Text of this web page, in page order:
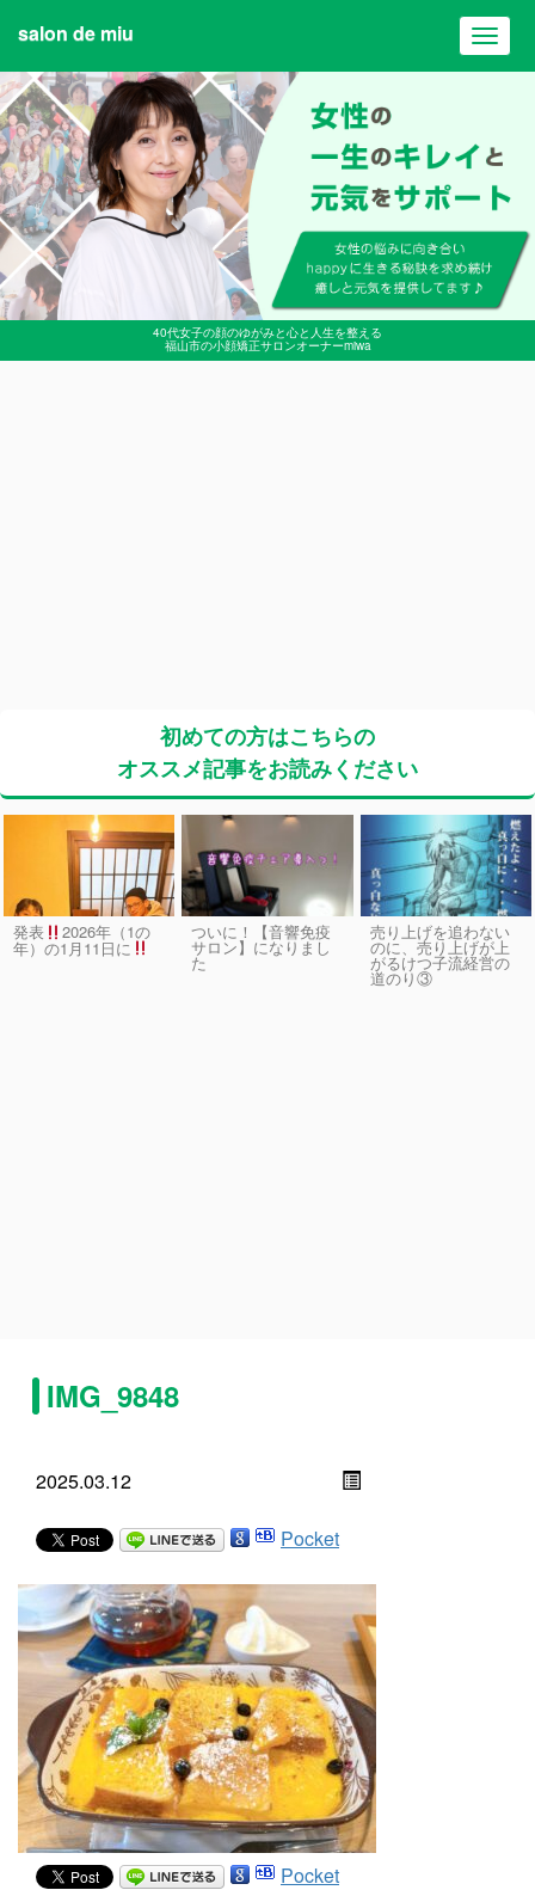
40代女子の顔のゆがみと心と人生を整える
福山市の小顔矯正サロンオーナーmiwa
salon de miu
初めての方はこちらの
オススメ記事をお読みください
発表 2026年（1の
年）の1月11日に
ついに！【音響免疫
サロン】になりまし
た
売り上げを追わない
のに、売り上げが上
がるけつ子流経営の
道のり③
IMG_9848
2025.03.12
Pocket
Pocket